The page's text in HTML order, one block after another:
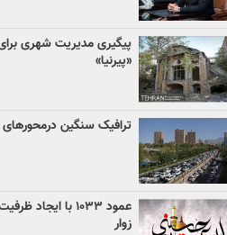
پیگیری مدیریت شهری
«پیرنیا»
ترافیک سنگین
زوار